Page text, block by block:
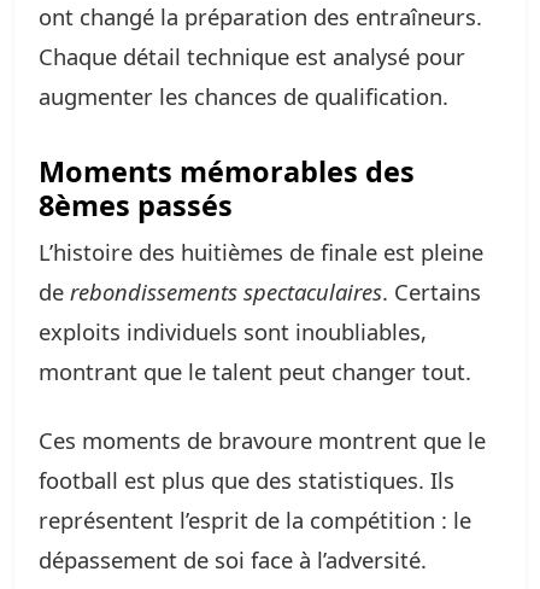
ont changé la préparation des entraîneurs.
Chaque détail technique est analysé pour
augmenter les chances de qualification.
Moments mémorables des
8èmes passés
L’histoire des huitièmes de finale est pleine
de rebondissements spectaculaires. Certains
exploits individuels sont inoubliables,
montrant que le talent peut changer tout.
Ces moments de bravoure montrent que le
football est plus que des statistiques. Ils
représentent l’esprit de la compétition : le
dépassement de soi face à l’adversité.